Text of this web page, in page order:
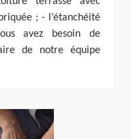
; - l’étanchéité
avez besoin de
de notre équipe